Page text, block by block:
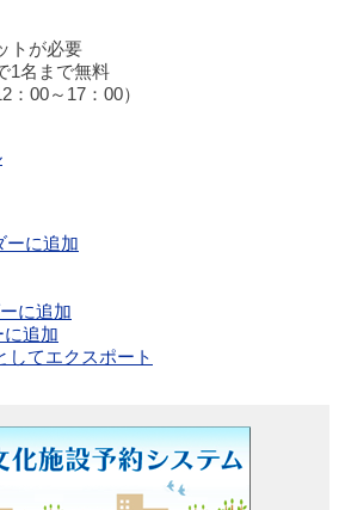
トが必要
1名まで無料
：00～17：00）
ーに追加
に追加
追加
してエクスポート